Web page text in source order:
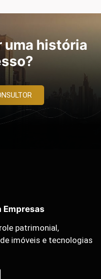
uma história
Empresas
patrimonial,
imóveis e tecnologias